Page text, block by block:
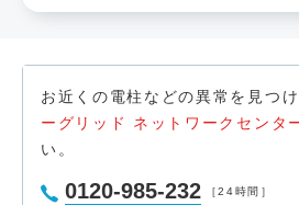
お近くの電柱などの異常を見つ
ーグリッド ネットワークセンタ
い。
0120-985-232 ［24時間］